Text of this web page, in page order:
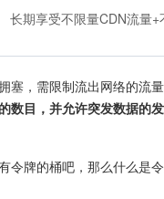
长期享受不限量CDN流量
塞，需限制流出网络的流
数目，并允许突发数据的发
令牌的桶吧，那么什么是